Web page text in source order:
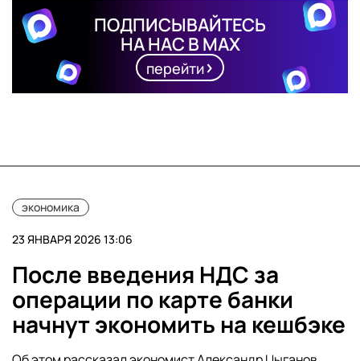
ПОДПИСЫВАЙТЕСЬ
НА НАС В MAX
перейти
экономика
23 ЯНВАРЯ 2026 13:06
После введения НДС за
операции по карте банки
начнут экономить на кешбэке